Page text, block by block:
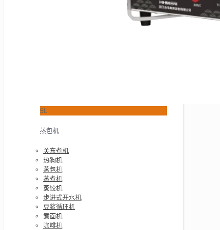
5L
蒸包机
关东煮机
热狗机
蒸包机
蒸煮机
蒸饺机
步进式开水机
豆浆循环机
煮面机
咖啡机